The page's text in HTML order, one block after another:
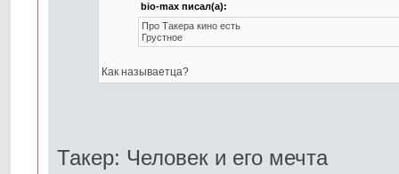
bio-max писал(а):
Про Такера кино есть
Грустное
Как называетца?
Такер: Человек и его мечта